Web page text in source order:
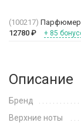
(100217)
12780 ₽ + 85
Описание
Бренд
Верхние ноты